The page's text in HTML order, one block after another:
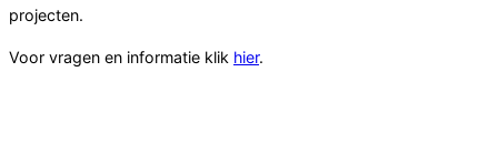
projecten.
Voor vragen en informatie klik hier.